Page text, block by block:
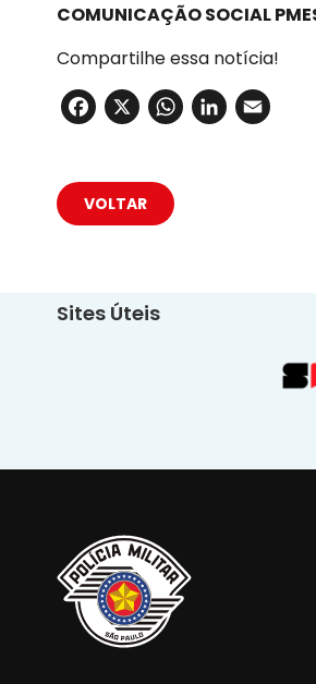
COMUNICAÇÃO SOCIAL
Compartilhe essa notícia!
Facebook
X
VOLTAR
Sites Úteis